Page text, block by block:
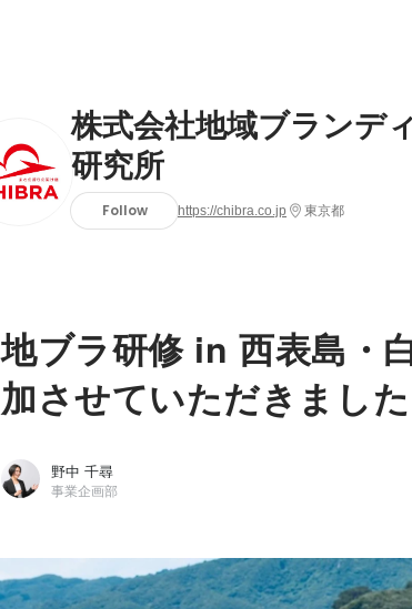
株式会社地域ブランデ
研究所
Follow https://chibra.co.jp 東京都
地ブラ研修 in 西表島・
加させていただきました
野中 千尋
事業企画部